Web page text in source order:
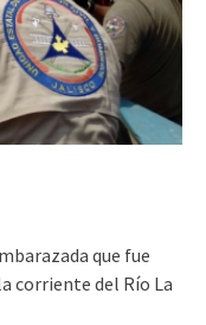
que fue
corriente del Río La